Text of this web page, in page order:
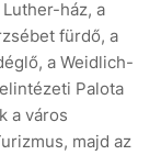
ház, a
fürdő, a
a Weidlich-
Palota
a város
majd az